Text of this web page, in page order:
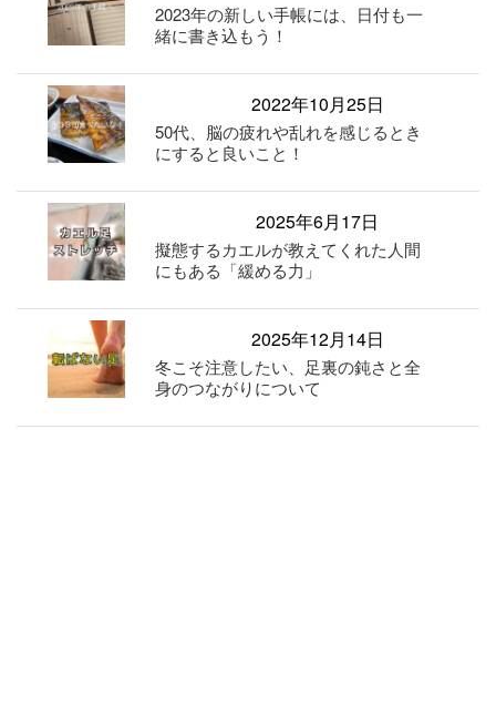
2023年の新しい手帳には、日付も一
緒に書き込もう！
2022年10月25日
50代、脳の疲れや乱れを感じるとき
にすると良いこと！
2025年6月17日
擬態するカエルが教えてくれた人間
にもある「緩める力」
2025年12月14日
冬こそ注意したい、足裏の鈍さと全
身のつながりについて